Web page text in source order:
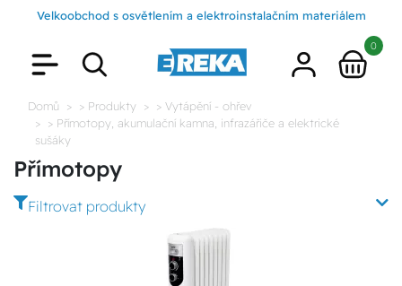
Velkoobchod s osvětlením a elektroinstalačním materiálem
0
Domů > Produkty
> Vytápění - ohřev
> Přímotopy, akumulační kamna, infrazářiče a elektrické
sušáky
Přímotopy
Filtrovat produkty